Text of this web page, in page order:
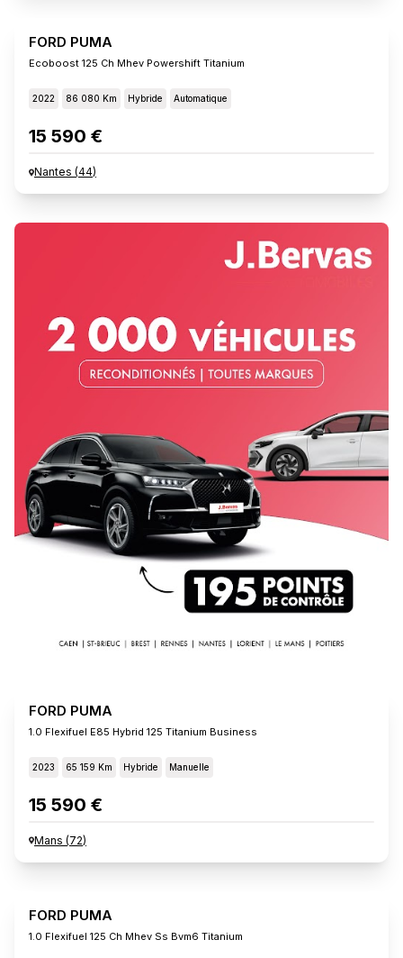
FORD PUMA
Ecoboost 125 Ch Mhev Powershift Titanium
2022 86 080 Km Hybride Automatique
15 590 €
Nantes (44)
FORD PUMA
1.0 Flexifuel E85 Hybrid 125 Titanium Business
2023 65 159 Km Hybride Manuelle
15 590 €
Mans (72)
FORD PUMA
1.0 Flexifuel 125 Ch Mhev Ss Bvm6 Titanium